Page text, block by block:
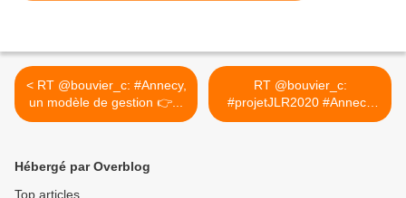
< RT @bouvier_c: #Annecy,
un modèle de gestion 👉...
RT @bouvier_c:
#projetJLR2020 #Annecy
UNE VILLE... >
Hébergé par Overblog
Top articles